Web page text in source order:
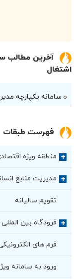
آخرین مطالب
اشتغال
سامانه یکپارچه
فهرست طبقات
+ منطقه ویژه
+ مدیریت منابع
تقویم سالیانه
+ فرودگاه بین
فرم های الکترونیکی
ورود به سامانه